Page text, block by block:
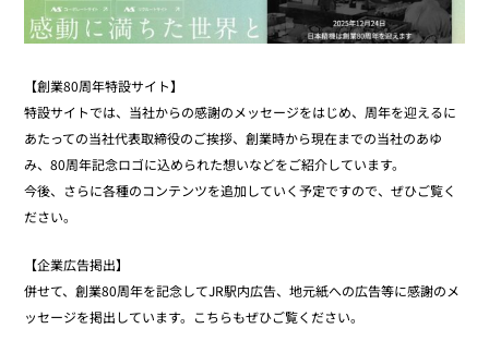
【創業80周年特設サイト】
特設サイトでは、当社からの感謝のメッセージをはじめ、周年を迎えるに
あたっての当社代表取締役のご挨拶、創業時から現在までの当社のあゆ
み、80周年記念ロゴに込められた想いなどをご紹介しています。
今後、さらに各種のコンテンツを追加していく予定ですので、ぜひご覧く
ださい。
【企業広告掲出】
併せて、創業80周年を記念してJR駅内広告、地元紙への広告等に感謝のメ
ッセージを掲出しています。こちらもぜひご覧ください。